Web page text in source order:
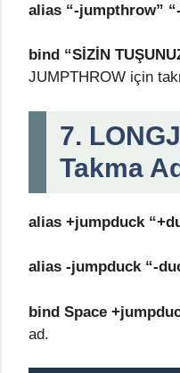
alias “-jumpthrow”
bind “SİZİN
JUMPTHROW için
7.
Takma
alias +jumpduck
alias -jumpduck “-
bind Space
ad.